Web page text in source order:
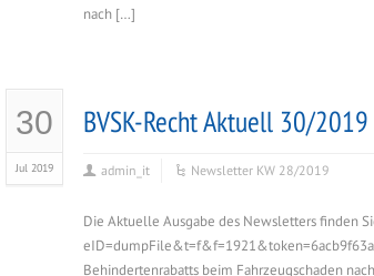
nach […]
30
Jul 2019
BVSK-Recht Aktuell 30/2019
admin_it Newsletter KW 28/2019
Die Aktuelle Ausgabe des Newsletters finden
Behindertenrabatts beim Fahrzeugschaden